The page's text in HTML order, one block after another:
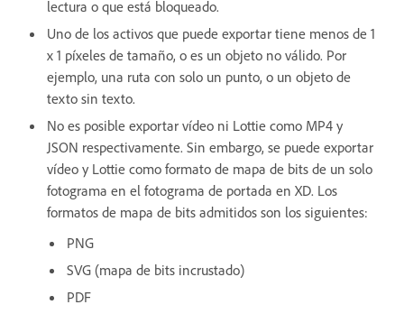
lectura o que está bloqueado.
Uno de los activos que puede exportar tiene menos de 1
x 1 píxeles de tamaño, o es un objeto no válido. Por
ejemplo, una ruta con solo un punto, o un objeto de
texto sin texto.
No es posible exportar vídeo ni Lottie como MP4 y
JSON respectivamente. Sin embargo, se puede exportar
vídeo y Lottie como formato de mapa de bits de un solo
fotograma en el fotograma de portada en XD. Los
formatos de mapa de bits admitidos son los siguientes:
PNG
SVG (mapa de bits incrustado)
PDF